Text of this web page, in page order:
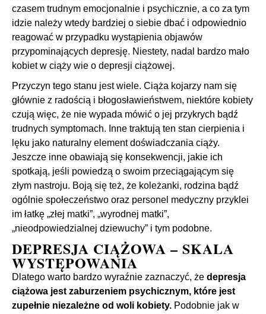
czasem trudnym emocjonalnie i psychicznie, a co za tym
idzie należy wtedy bardziej o siebie dbać i odpowiednio
reagować w przypadku wystąpienia objawów
przypominających depresję. Niestety, nadal bardzo mało
kobiet w ciąży wie o depresji ciążowej.
Przyczyn tego stanu jest wiele. Ciąża kojarzy nam się
głównie z radością i błogosławieństwem, niektóre kobiety
czują więc, że nie wypada mówić o jej przykrych bądź
trudnych symptomach. Inne traktują ten stan cierpienia i
lęku jako naturalny element doświadczania ciąży.
Jeszcze inne obawiają się konsekwencji, jakie ich
spotkają, jeśli powiedzą o swoim przeciągającym się
złym nastroju. Boją się też, że koleżanki, rodzina bądź
ogólnie społeczeństwo oraz personel medyczny przyklei
im łatkę „złej matki”, „wyrodnej matki”,
„nieodpowiedzialnej dziewuchy” i tym podobne.
DEPRESJA CIĄŻOWA – SKALA
WYSTĘPOWANIA
Dlatego warto bardzo wyraźnie zaznaczyć, że depresja
ciążowa jest zaburzeniem psychicznym, które jest
zupełnie niezależne od woli kobiety. Podobnie jak w